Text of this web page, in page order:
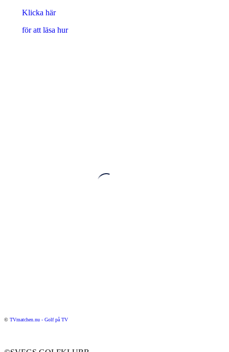
Klicka här
för att läsa hur
© TVmatchen.nu - Golf på TV